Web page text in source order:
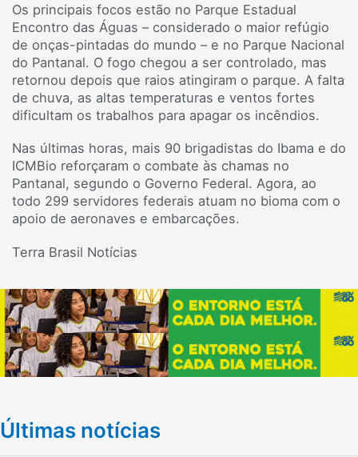
Os principais focos estão no Parque Estadual
Encontro das Águas – considerado o maior refúgio
de onças-pintadas do mundo – e no Parque Nacional
do Pantanal. O fogo chegou a ser controlado, mas
retornou depois que raios atingiram o parque. A falta
de chuva, as altas temperaturas e ventos fortes
dificultam os trabalhos para apagar os incêndios.
Nas últimas horas, mais 90 brigadistas do Ibama e do
ICMBio reforçaram o combate às chamas no
Pantanal, segundo o Governo Federal. Agora, ao
todo 299 servidores federais atuam no bioma com o
apoio de aeronaves e embarcações.
Terra Brasil Notícias
Últimas notícias